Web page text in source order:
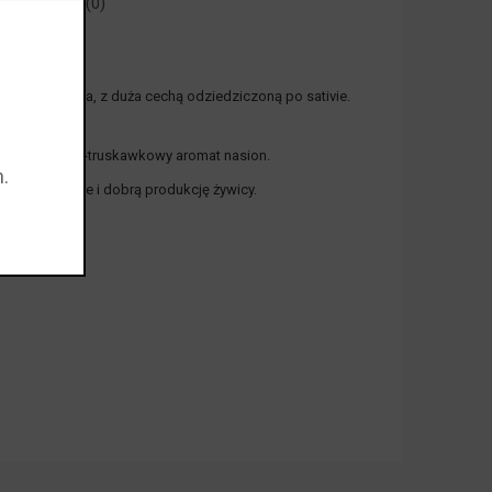
nasion indica, z duża cechą odziedziczoną po sativie.
cytrusowo-truskawkowy aromat nasion.
grube owoce i dobrą produkcję żywicy.